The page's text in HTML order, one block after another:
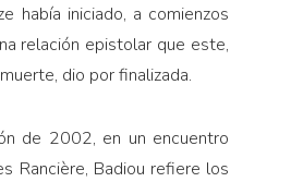
había iniciado, a comienzos
relación epistolar que este,
dio por finalizada.
de 2002, en un encuentro
Rancière, Badiou refiere los